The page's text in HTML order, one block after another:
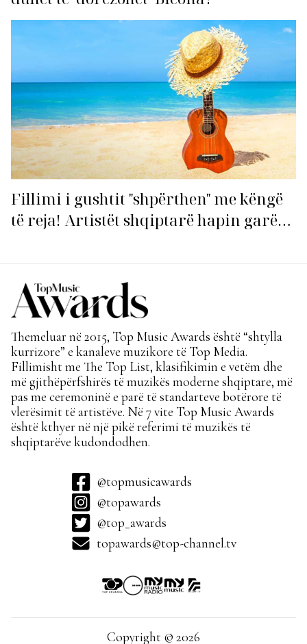
Fillimi i gushtit "shpërthen" me këngë
të reja! Artistët shqiptarë hapin garën
Themeluar në 2015, Top Music Awards është “shtylla
kurrizore” e kanaleve muzikore të Top Media.
Fillimisht me The Top List, klasifikimin e vetëm dhe
më gjithëpërfshirës të muzikës moderne shqiptare, më
pas me ceremoninë e parë të standarteve botërore të
vlerësimit të artistëve. Në 7 vite Top Music Awards
është kthyer në një pikë referimi të muzikës të
shqiptarëve kudondodhen.
@topmusicawards
@topawards
@top_awards
topawards@top-channel.tv
Copyright © 2026